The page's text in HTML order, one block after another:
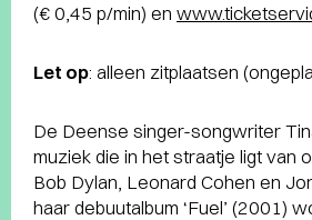
(€ 0,45 p/min) en
Let op: alleen zitplaatsen
De Deense singer-songwriter
muziek die in het straatje ligt van
Bob Dylan, Leonard Cohen en
haar debuutalbum ‘Fuel’ (2001)